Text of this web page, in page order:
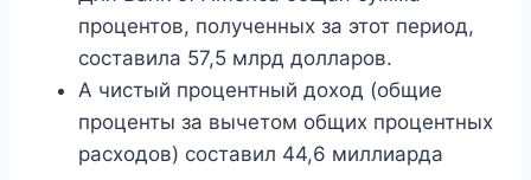
процентов, полученных за этот период,
составила 57,5 ​​млрд долларов.
А чистый процентный доход (общие
проценты за вычетом общих процентных
расходов) составил 44,6 миллиарда